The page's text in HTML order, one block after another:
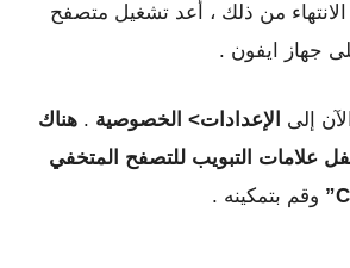
من ذلك ، أعد تشغيل متصفح
الآن إلى الإعدادات> الخصوصية . هناك
علامات التبويب للتصفح المتخفي
وقم بتمكينه .